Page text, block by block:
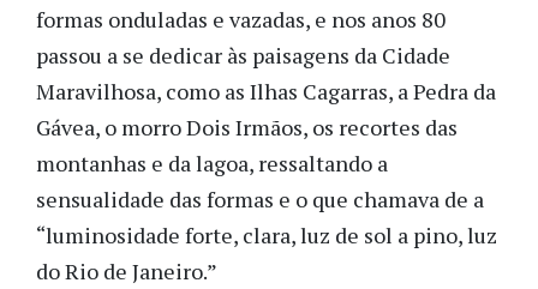
formas onduladas e vazadas, e nos anos 80
passou a se dedicar às paisagens da Cidade
Maravilhosa, como as Ilhas Cagarras, a Pedra da
Gávea, o morro Dois Irmãos, os recortes das
montanhas e da lagoa, ressaltando a
sensualidade das formas e o que chamava de a
“luminosidade forte, clara, luz de sol a pino, luz
do Rio de Janeiro.”